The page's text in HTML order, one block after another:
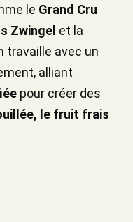
le Grand Cru
Zwingel et la
travaille avec un
alliant
pour créer des
le fruit frais